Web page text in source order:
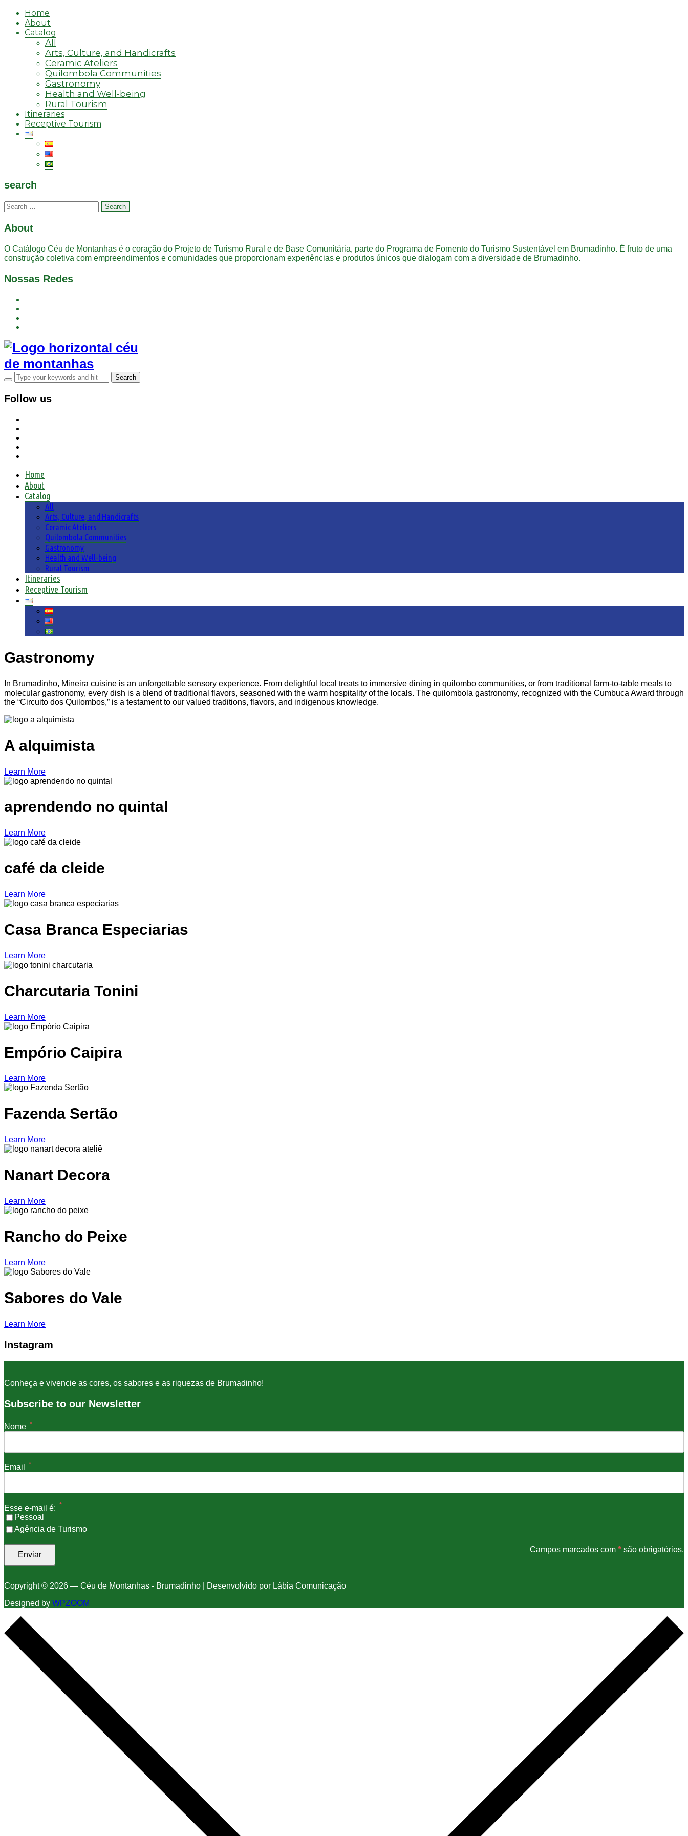
Home
About
Catalog
All
Arts, Culture, and Handicrafts
Ceramic Ateliers
Quilombola Communities
Gastronomy
Health and Well-being
Rural Tourism
Itineraries
Receptive Tourism
search
Search
for:
About
O Catálogo Céu de Montanhas é o coração do Projeto de Turismo Rural e de Base Comunitária, parte do Programa de Fomento do Turismo Sustentável em Brumadinho. É fruto de uma
construção coletiva com empreendimentos e comunidades que proporcionam experiências e produtos únicos que dialogam com a diversidade de Brumadinho.
Nossas Redes
Follow us
Home
About
Catalog
All
Arts, Culture, and Handicrafts
Ceramic Ateliers
Quilombola Communities
Gastronomy
Health and Well-being
Rural Tourism
Itineraries
Receptive Tourism
Gastronomy
In Brumadinho, Mineira cuisine is an unforgettable sensory experience. From delightful local treats to immersive dining in quilombo communities, or from traditional farm-to-table meals to
molecular gastronomy, every dish is a blend of traditional flavors, seasoned with the warm hospitality of the locals. The quilombola gastronomy, recognized with the Cumbuca Award through
the “Circuito dos Quilombos,” is a testament to our valued traditions, flavors, and indigenous knowledge.
A alquimista
Learn More
aprendendo no quintal
Learn More
café da cleide
Learn More
Casa Branca Especiarias
Learn More
Charcutaria Tonini
Learn More
Empório Caipira
Learn More
Fazenda Sertão
Learn More
Nanart Decora
Learn More
Rancho do Peixe
Learn More
Sabores do Vale
Learn More
Instagram
Conheça e vivencie as cores, os sabores e as riquezas de Brumadinho!
Subscribe to our Newsletter
Nome *
Email *
Esse e-mail é: *
Pessoal
Agência de Turismo
Campos marcados com *são obrigatórios.
Copyright © 2026 — Céu de Montanhas - Brumadinho | Desenvolvido por Lábia Comunicação
Designed by WPZOOM